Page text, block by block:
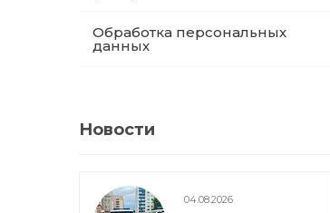
Обработка персональных
данных
Новости
04.08.2026